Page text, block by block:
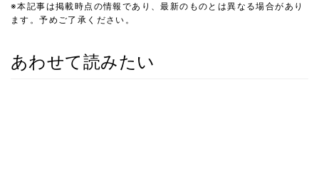
※本記事は掲載時点の情報であり、最新のものとは異なる場合があり
ます。予めご了承ください。
あわせて読みたい